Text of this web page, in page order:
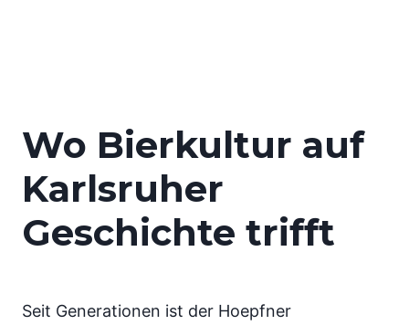
Wo Bierkultur auf
Karlsruher
Geschichte trifft
Seit Generationen ist der Hoepfner